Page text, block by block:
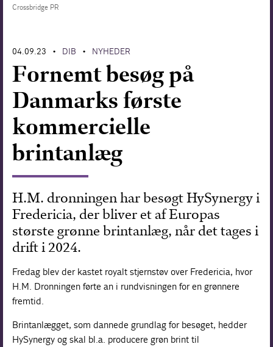
Crossbridge PR
04.09.23 • DIB • NYHEDER
Fornemt besøg på
Danmarks første
kommercielle
brintanlæg
H.M. dronningen har besøgt HySynergy i
Fredericia, der bliver et af Europas
største grønne brintanlæg, når det tages i
drift i 2024.
Fredag blev der kastet royalt stjernstøv over Fredericia, hvor
H.M. Dronningen førte an i rundvisningen for en grønnere
fremtid.
Brintanlægget, som dannede grundlag for besøget, hedder
HySynergy og skal bl.a. producere grøn brint til